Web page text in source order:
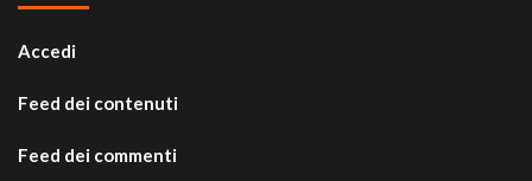
Accedi
Feed dei contenuti
Feed dei commenti